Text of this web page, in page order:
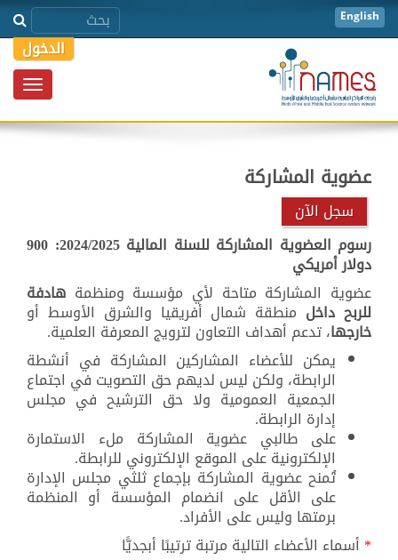
English
Toggle
الدخول
عضوية المشاركة
سجل الآن
رسوم العضوية المشاركة للسنة المالية 2024/2025: 900
دولار أمريكي
عضوية المشاركة متاحة لأي مؤسسة ومنظمة هادفة
للربح داخلمنطقة شمال أفريقيا والشرق الأوسط أو
خارجها، تدعم أهداف التعاون لترويج المعرفة العلمية.
يمكن للأعضاء المشاركين المشاركة في أنشطة
الرابطة، ولكن ليس لديهم حق التصويت في اجتماع
الجمعية العمومية ولا حق الترشيح في مجلس
إدارة الرابطة.
على طالبي عضوية المشاركة ملء الاستمارة
الإلكترونية على الموقع الإلكتروني للرابطة.
تُمنح عضوية المشاركة بإجماع ثلثي مجلس الإدارة
على الأقل على انضمام المؤسسة أو المنظمة
برمتها وليس على الأفراد.
أسماء الأعضاء التالية مرتبة ترتيبًا أبجديًّا